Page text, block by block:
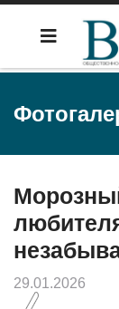
29.01.2026